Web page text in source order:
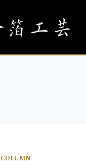
COLUMN